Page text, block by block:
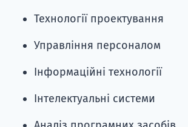
Технології проектування
Управління персоналом
Інформаційні технології
Інтелектуальні системи